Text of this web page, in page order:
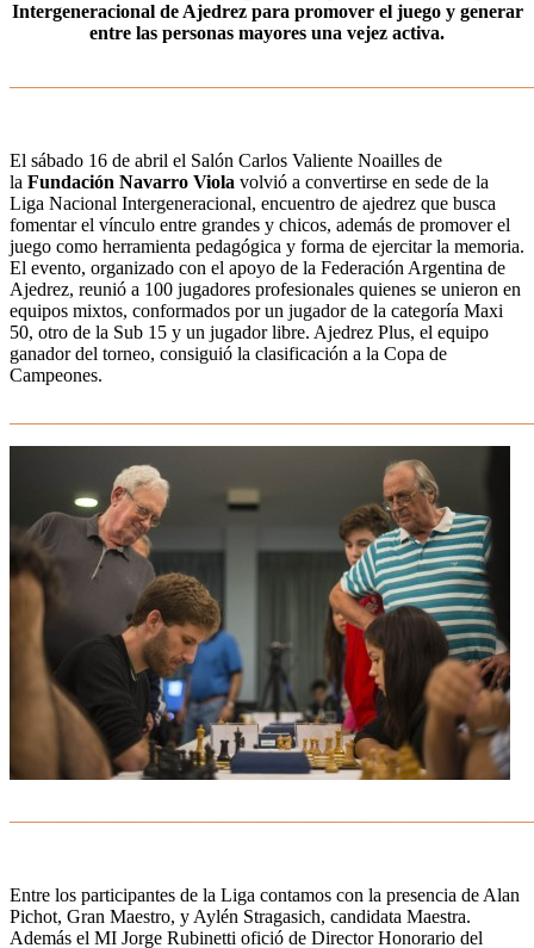
Intergeneracional de Ajedrez para promover el juego y generar
entre las personas mayores una vejez activa.
El sábado 16 de abril el Salón Carlos Valiente Noailles de
la Fundación Navarro Viola volvió a convertirse en sede de la
Liga Nacional Intergeneracional, encuentro de ajedrez que busca
fomentar el vínculo entre grandes y chicos, además de promover el
juego como herramienta pedagógica y forma de ejercitar la memoria.
El evento, organizado con el apoyo de la Federación Argentina de
Ajedrez, reunió a 100 jugadores profesionales quienes se unieron en
equipos mixtos, conformados por un jugador de la categoría Maxi
50, otro de la Sub 15 y un jugador libre. Ajedrez Plus, el equipo
ganador del torneo, consiguió la clasificación a la Copa de
Campeones.
Entre los participantes de la Liga contamos con la presencia de Alan
Pichot, Gran Maestro, y Aylén Stragasich, candidata Maestra.
Además el MI Jorge Rubinetti ofició de Director Honorario del